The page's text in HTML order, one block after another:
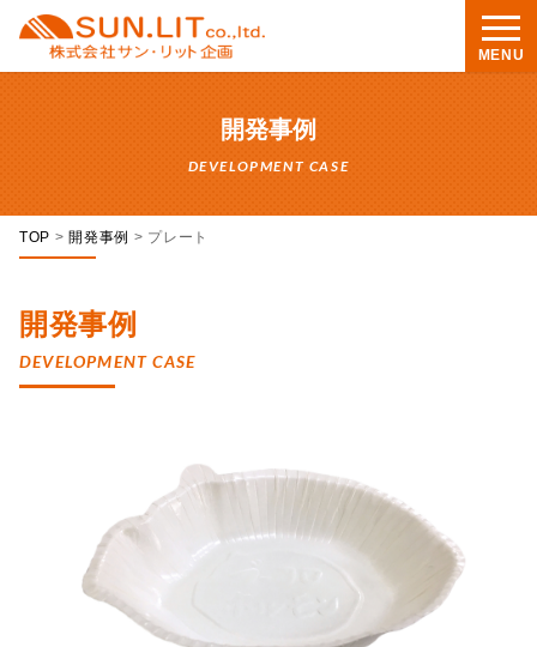
MENU
開発事例
DEVELOPMENT CASE
TOP > 開発事例 > プレート
開発事例
DEVELOPMENT CASE